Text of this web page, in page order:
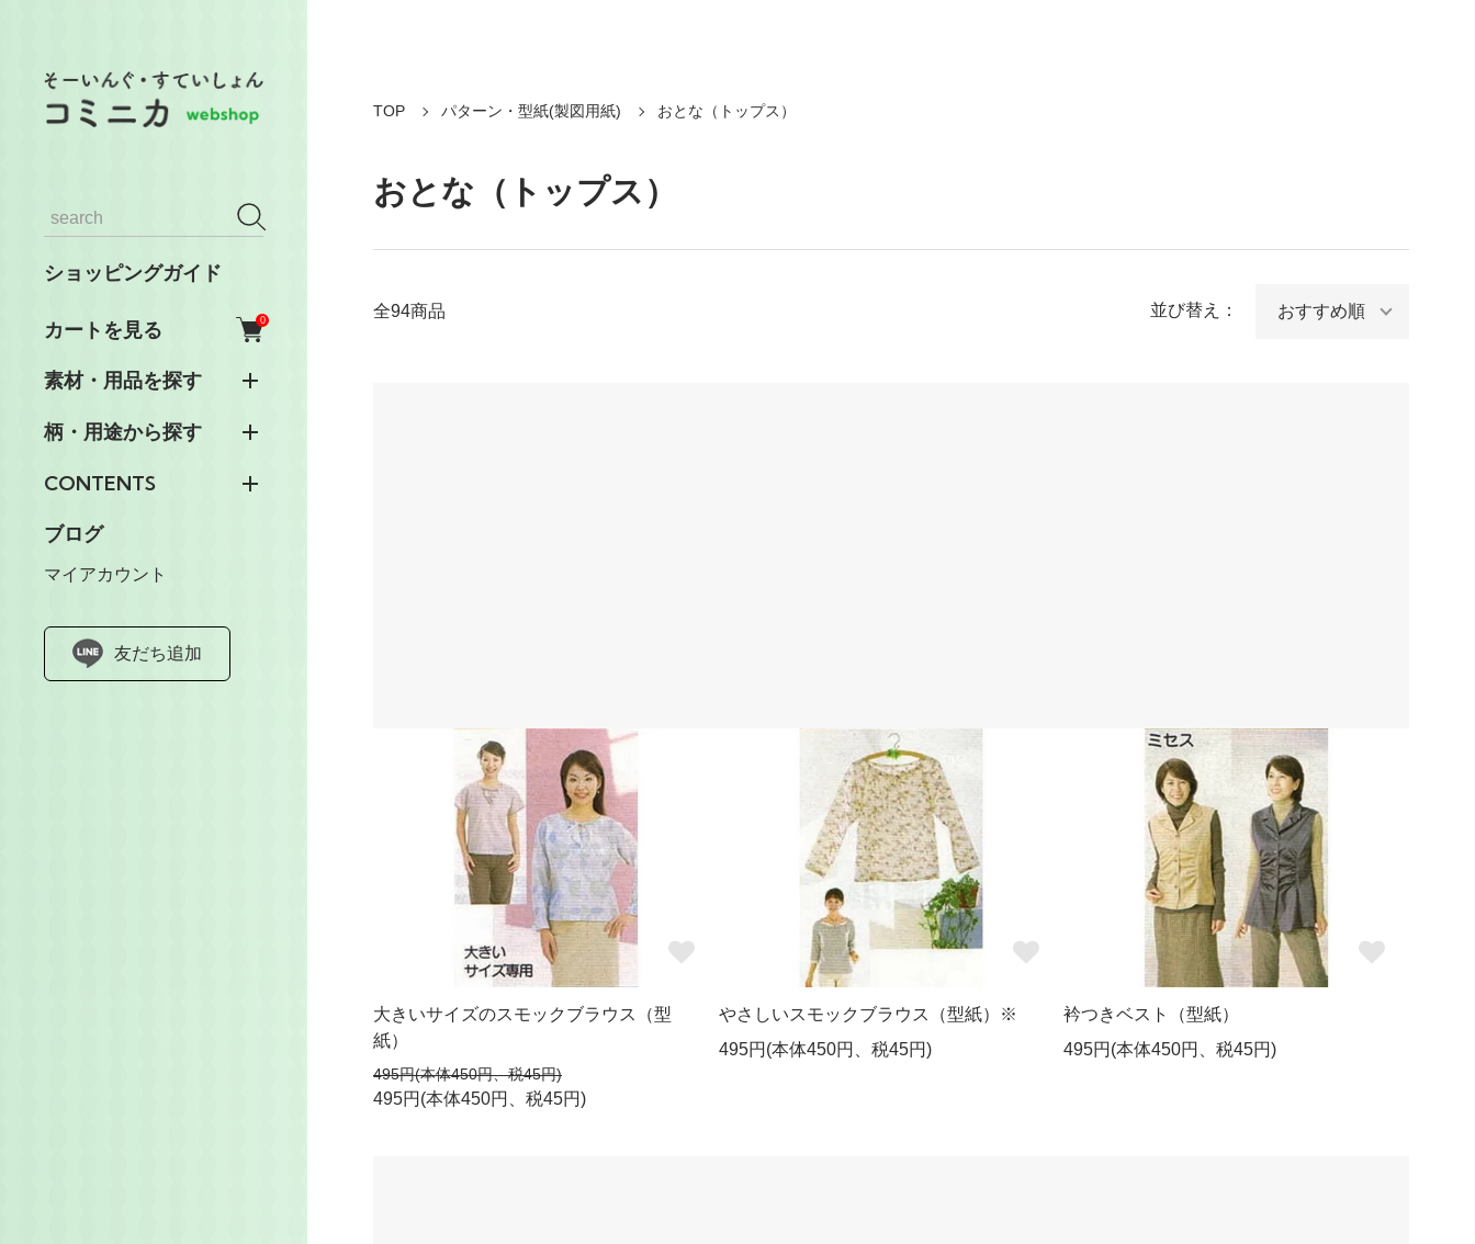
ショッピングガイド
カートを見る 0
素材・用品を探す
柄・用途から探す
CONTENTS
ブログ
マイアカウント
友だち追加
TOP パターン・型紙(製図用紙) おとな（トップス）
おとな（トップス）
全94商品 並び替え：
大きいサイズのスモックブラウス（型
紙）
495円(本体450円、税45円)
495円(本体450円、税45円)
やさしいスモックブラウス（型紙）※
495円(本体450円、税45円)
衿つきベスト（型紙）
495円(本体450円、税45円)